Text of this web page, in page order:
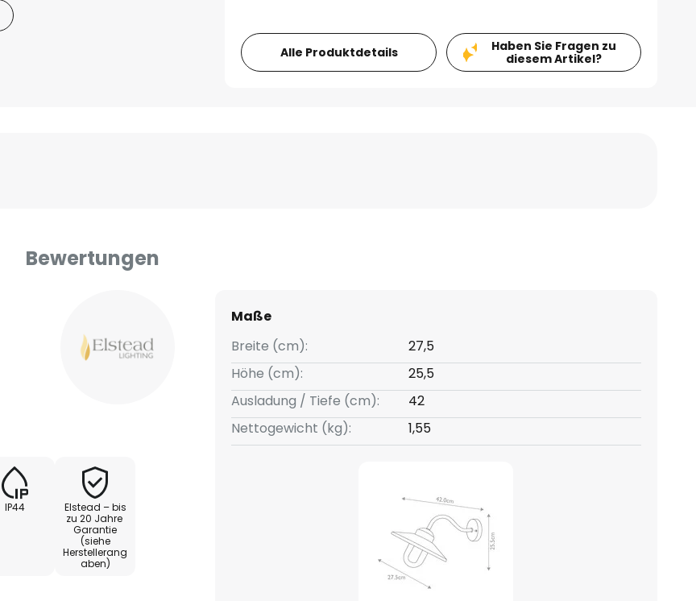
Alle Produktdetails
Haben Sie Fragen zu
diesem Artikel?
Bewertungen
IP44
Elstead – bis
zu 20 Jahre
Garantie
(siehe
Herstellerang
aben)
Maße
Breite (cm):
27,5
Höhe (cm):
25,5
Ausladung / Tiefe (cm):
42
Nettogewicht (kg):
1,55